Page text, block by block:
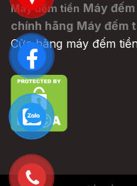
Máy đếm tiền Máy
chính hãng Máy đếm
Cửa hàng máy đếm